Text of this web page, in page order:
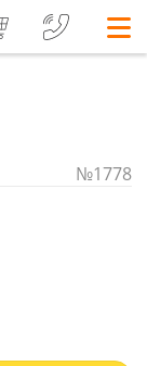
№1778